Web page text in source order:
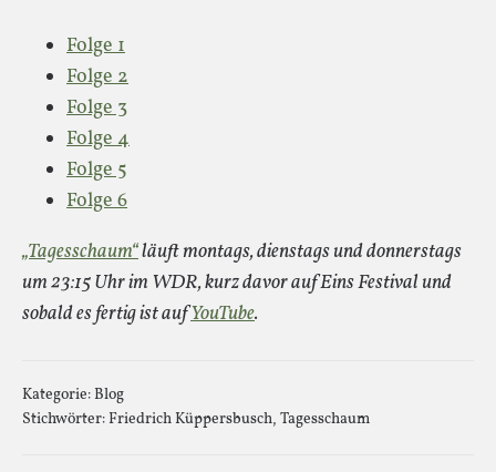
Folge 1
Folge 2
Folge 3
Folge 4
Folge 5
Folge 6
„Tagesschaum“läuft montags, dienstags und donnerstags
um 23:15 Uhr im WDR, kurz davor auf Eins Festival und
sobald es fertig ist aufYouTube.
Kategorie:Blog
Stichwörter:Friedrich Küppersbusch, Tagesschaum